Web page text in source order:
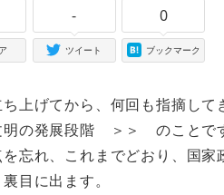
-
ツイート
0
ブックマーク
上げてから、何回も指摘して
の発展段階 ＞＞ のことで
忘れ、これまでどおり、国家
目に出ます。